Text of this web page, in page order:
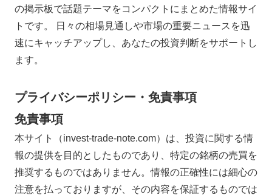
の掲示板で話題テーマをコンパクトにまとめた情報サイ
トです。 日々の相場見通しや市場の重要ニュースを迅
速にキャッチアップし、あなたの投資判断をサポートし
ます。
プライバシーポリシー・免責事項
免責事項
本サイト（invest-trade-note.com）は、投資に関する情
報の提供を目的としたものであり、特定の銘柄の売買を
推奨するものではありません。情報の正確性には細心の
注意を払っておりますが、その内容を保証するものでは